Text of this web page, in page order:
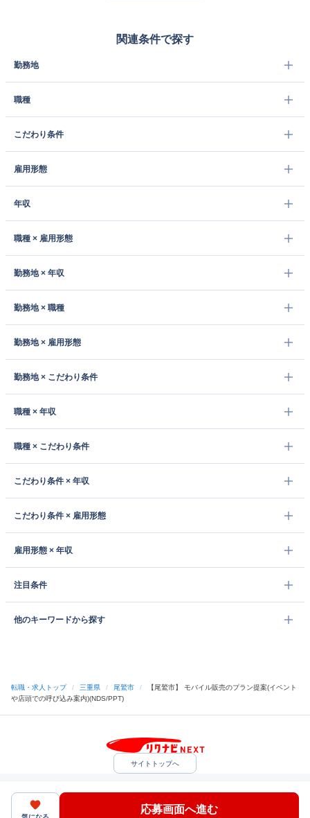
関連条件で探す
勤務地
職種
こだわり条件
雇用形態
年収
職種 × 雇用形態
勤務地 × 年収
勤務地 × 職種
勤務地 × 雇用形態
勤務地 × こだわり条件
職種 × 年収
職種 × こだわり条件
こだわり条件 × 年収
こだわり条件 × 雇用形態
雇用形態 × 年収
注目条件
他のキーワードから探す
転職・求人トップ / 三重県 / 尾鷲市 /
【尾鷲市】 モバイル販売のプラン提案(イベント
や店頭での呼び込み案内)(NDS/PPT)
応募画面へ進む
サイトトップへ
中途採用をご検討の企業様
ヘルプ・お問い合わせ
（C）Indeed Inc.